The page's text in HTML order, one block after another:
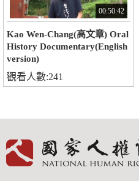
00:50:42
Kao Wen-Chang(高文章) Oral
History Documentary(English
version)
觀看人數:241